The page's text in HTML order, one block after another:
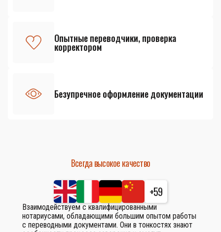
Опытные переводчики, проверка
корректором
Безупречное оформление документации
Всегда высокое качество
+59
Взаимодействуем с квалифицированными
нотариусами, обладающими большим опытом работы
с переводными документами. Они в тонкостях знают